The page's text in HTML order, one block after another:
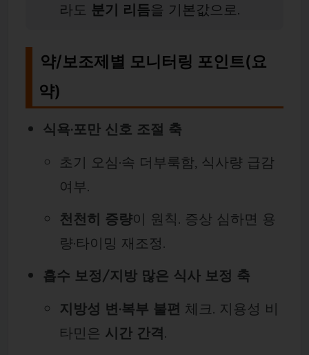
라도 분기 리듬을 기본값으로.
약/보조제별 모니터링 포인트(요
약)
식욕·포만 신호 조절 축
초기 오심·속 더부룩함, 식사량 급감
여부.
천천히 증량이 원칙. 증상 심하면 용
량·타이밍 재조정.
흡수 보정/지방 많은 식사 보정 축
지방성 변·복부 불편 체크. 지용성 비
타민은 시간 간격.